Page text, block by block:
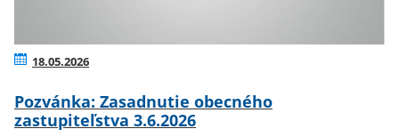
18.05.2026
Pozvánka: Zasadnutie obecného
zastupiteľstva 3.6.2026